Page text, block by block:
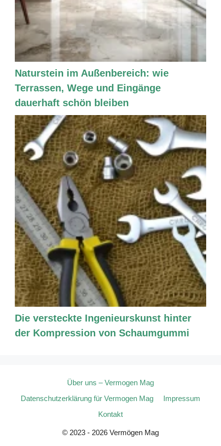
Naturstein im Außenbereich: wie
Terrassen, Wege und Eingänge
dauerhaft schön bleiben
Die versteckte Ingenieurskunst hinter
der Kompression von Schaumgummi
Über uns – Vermogen Mag
Datenschutzerklärung für Vermogen Mag
Impressum
Kontakt
© 2023 - 2026 Vermögen Mag